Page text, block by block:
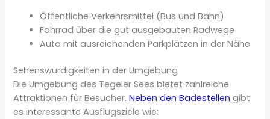
Öffentliche Verkehrsmittel (Bus und Bahn)
Fahrrad über die gut ausgebauten Radwege
Auto mit ausreichenden Parkplätzen in der Nähe
Sehenswürdigkeiten in der Umgebung
Die Umgebung des Tegeler Sees bietet zahlreiche
Attraktionen für Besucher.Neben den Badestellen gibt
es interessante Ausflugsziele wie: